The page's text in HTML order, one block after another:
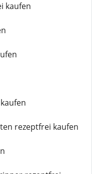
kaufen
rezeptfrei kaufen